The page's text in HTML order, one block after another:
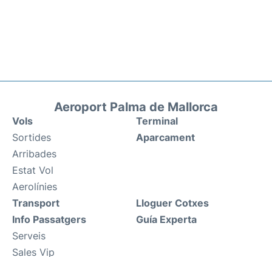
Aeroport Palma de Mallorca
Vols
Sortides
Arribades
Estat Vol
Aerolínies
Terminal
Aparcament
Transport
Info Passatgers
Serveis
Sales Vip
Lloguer Cotxes
Guía Experta